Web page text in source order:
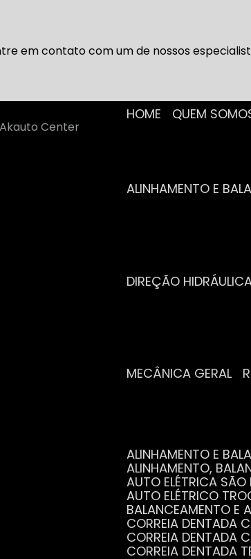
em contato com um de nossos
HOME
QUEM
ALINHAMENTO E
DIREÇÃO
MECÂNICA GERAL
ALINHAMENTO E
ALINHAMENTO,
AUTO ELÉTRICA
AUTO ELÉTRICO
BALANCEAMENTO
CORREIA DENTADA
CORREIA DENTADA
CORREIA